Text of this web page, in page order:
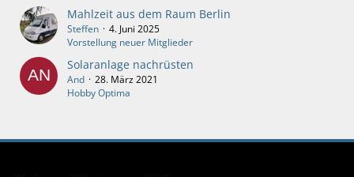
Mahlzeit aus dem Raum Berlin
Steffen
4. Juni 2025
Vorstellung neuer Mitglieder
Solaranlage nachrüsten
And
28. März 2021
Hobby Optima